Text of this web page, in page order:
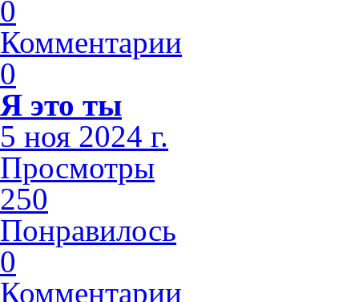
0
Комментарии
0
Я это ты
5 ноя 2024 г.
Просмотры
250
Понравилось
0
Комментарии